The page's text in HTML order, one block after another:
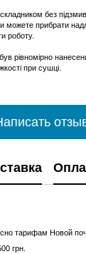
без
можете прибрати
роботу.
рівномірно
при сушці.
тарифам Новой
грн.